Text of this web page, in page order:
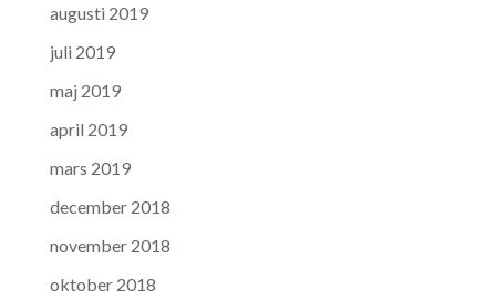
augusti 2019
juli 2019
maj 2019
april 2019
mars 2019
december 2018
november 2018
oktober 2018